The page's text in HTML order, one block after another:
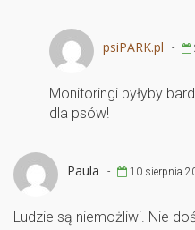
psiPARK.pl -
Monitoringi byłyby
dla psów!
Paula - 10 sierpnia
Ludzie są niemożliwi. Nie